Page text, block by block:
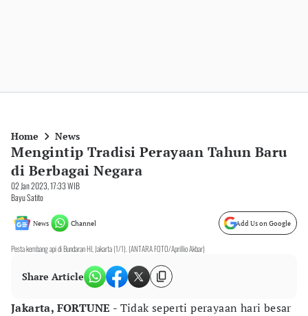
Home News
Mengintip Tradisi Perayaan Tahun Baru
di Berbagai Negara
02 Jan 2023, 17:33 WIB
Bayu Satito
News Channel Add Us on Google
Pesta kembang api di Bundaran HI, Jakarta (1/1). (ANTARA FOTO/Aprillio Akbar)
Share Article
Jakarta, FORTUNE - Tidak seperti perayaan hari besar